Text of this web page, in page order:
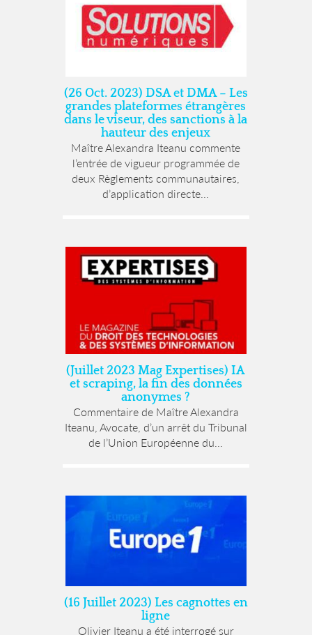
(26 Oct. 2023) DSA et DMA – Les
grandes plateformes étrangères
dans le viseur, des sanctions à la
hauteur des enjeux
Maître Alexandra Iteanu commente
l’entrée de vigueur programmée de
deux Règlements communautaires,
d’application directe...
(Juillet 2023 Mag Expertises) IA
et scraping, la fin des données
anonymes ?
Commentaire de Maître Alexandra
Iteanu, Avocate, d’un arrêt du Tribunal
de l’Union Européenne du...
(16 Juillet 2023) Les cagnottes en
ligne
Olivier Iteanu a été interrogé sur